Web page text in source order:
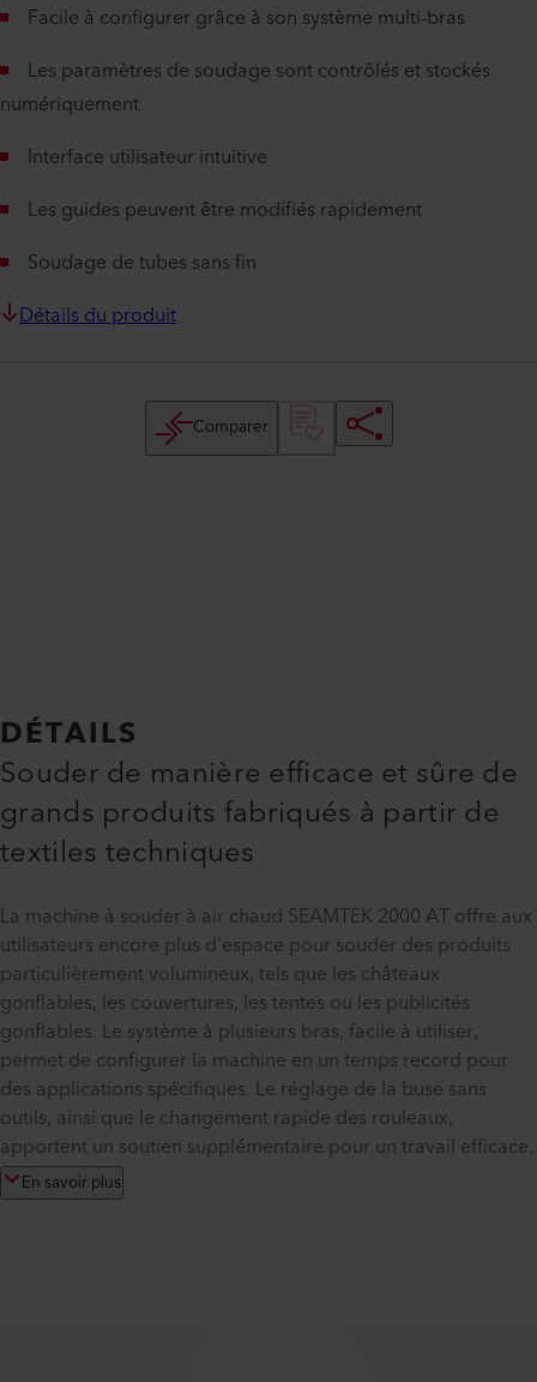
Facile à configurer grâce à son système multi-bras
Les paramètres de soudage sont contrôlés et stockés
numériquement
Interface utilisateur intuitive
Les guides peuvent être modifiés rapidement
Soudage de tubes sans fin
Détails du produit
Comparer
DÉTAILS
Souder de manière efficace et sûre de
grands produits fabriqués à partir de
textiles techniques
La machine à souder à air chaud SEAMTEK 2000 AT offre aux
utilisateurs encore plus d'espace pour souder des produits
particulièrement volumineux, tels que les châteaux
gonflables, les couvertures, les tentes ou les publicités
gonflables. Le système à plusieurs bras, facile à utiliser,
permet de configurer la machine en un temps record pour
des applications spécifiques. Le réglage de la buse sans
outils, ainsi que le changement rapide des rouleaux,
apportent un soutien supplémentaire pour un travail efficace.
En savoir plus